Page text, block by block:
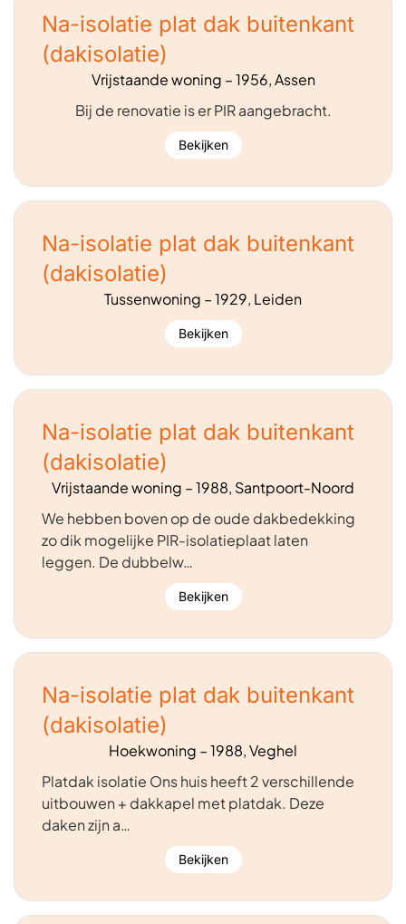
Na-isolatie plat dak buitenkant
(dakisolatie)
Vrijstaande woning – 1956, Assen
Bij de renovatie is er PIR aangebracht.
Bekijken
Na-isolatie plat dak buitenkant
(dakisolatie)
Tussenwoning – 1929, Leiden
Bekijken
Na-isolatie plat dak buitenkant
(dakisolatie)
Vrijstaande woning – 1988, Santpoort-Noord
We hebben boven op de oude dakbedekking
zo dik mogelijke PIR-isolatieplaat laten
leggen. De dubbelw…
Bekijken
Na-isolatie plat dak buitenkant
(dakisolatie)
Hoekwoning – 1988, Veghel
Platdak isolatie Ons huis heeft 2 verschillende
uitbouwen + dakkapel met platdak. Deze
daken zijn a…
Bekijken